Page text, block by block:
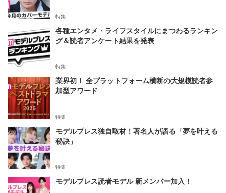
特集
各種エンタメ・ライフスタイルにまつわるランキン
グ＆読者アンケート結果を発表
特集
業界初！ 全プラットフォーム横断の大規模読者参
加型アワード
特集
モデルプレス独自取材！著名人が語る「夢を叶える
秘訣」
特集
モデルプレス読者モデル 新メンバー加入！